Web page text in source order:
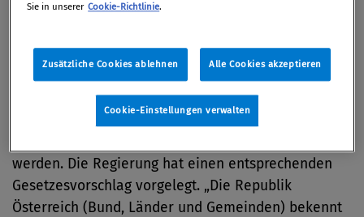
Sicherstellung der Wasser- und
Nachhaltigkeit bei der Nutzung natürlicher
Ressourcen und die Forschung als
verfassungsgesetzlich gewährleistete Staatsziele zu
verankern. Nun sollen auch Wachstum und
werden. Die Regierung hat einen entsprechenden
Gesetzesvorschlag vorgelegt. „Die Republik
Österreich (Bund, Länder und Gemeinden) bekennt
Sie in unserer Cookie-Richtlinie.
Zusätzliche Cookies ablehnen Alle Cookies akzeptieren
Cookie-Einstellungen verwalten